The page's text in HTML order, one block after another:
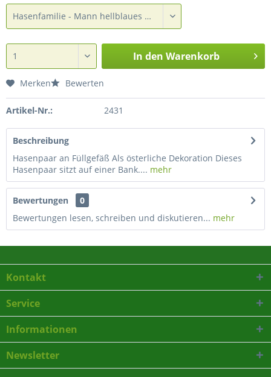
In den Warenkorb
Merken Bewerten
Artikel-Nr.: 2431
Beschreibung
Hasenpaar an Füllgefäß Als österliche Dekoration Dieses
Hasenpaar sitzt auf einer Bank.... mehr
Bewertungen
0
Bewertungen lesen, schreiben und diskutieren... mehr
Kontakt
Service
Informationen
Newsletter